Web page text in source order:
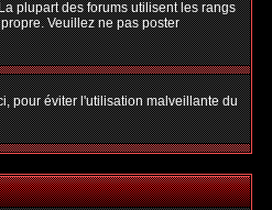
plupart des forums utilisent les rangs
Veuillez ne pas poster
pour éviter l'utilisation malveillante du